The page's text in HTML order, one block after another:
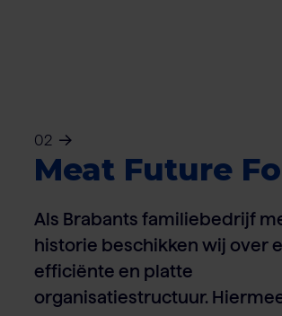
02
Meat Future
Als Brabants familiebedrijf
historie beschikken wij over
efficiënte en platte
organisatiestructuur.